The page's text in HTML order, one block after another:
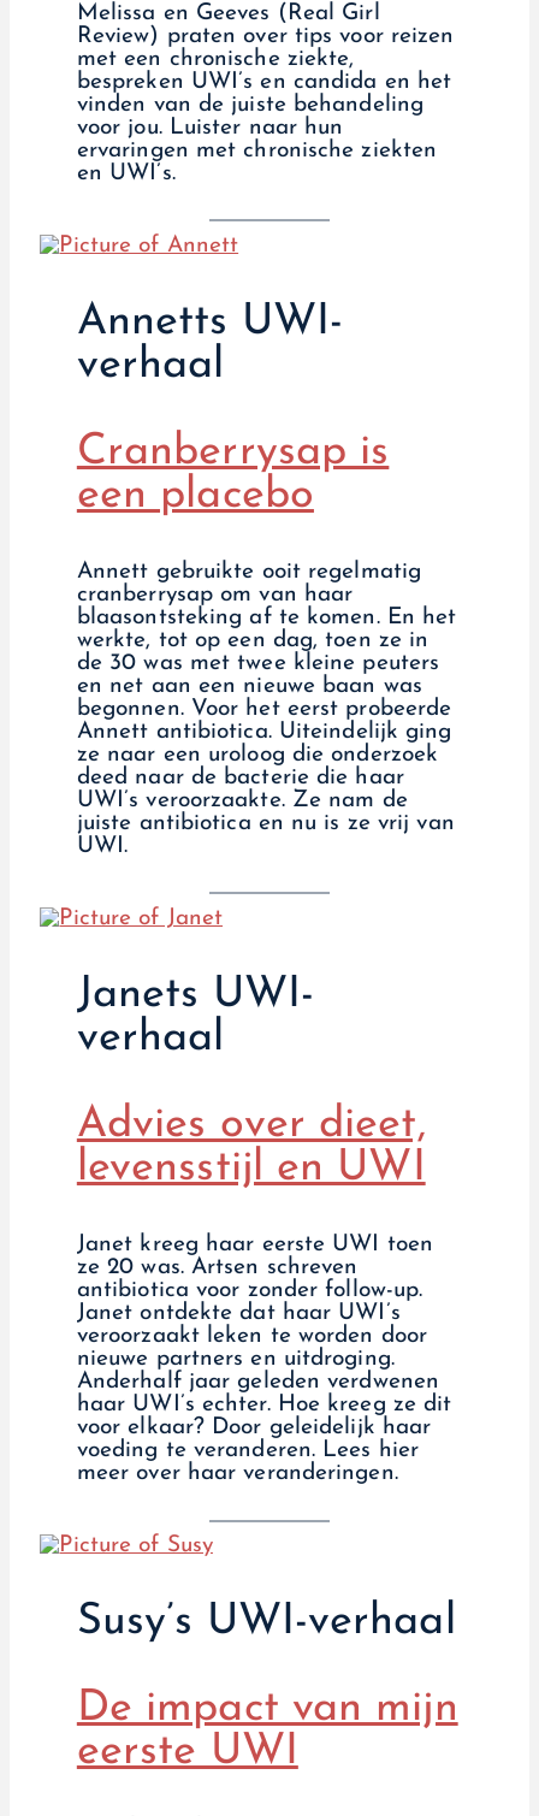
Melissa en Geeves (Real Girl
Review) praten over tips voor reizen
met een chronische ziekte,
bespreken UWI’s en candida en het
vinden van de juiste behandeling
voor jou. Luister naar hun
ervaringen met chronische ziekten
en UWI’s.
Annetts UWI-
verhaal
Cranberrysap is
een placebo
Annett gebruikte ooit regelmatig
cranberrysap om van haar
blaasontsteking af te komen. En het
werkte, tot op een dag, toen ze in
de 30 was met twee kleine peuters
en net aan een nieuwe baan was
begonnen. Voor het eerst probeerde
Annett antibiotica. Uiteindelijk ging
ze naar een uroloog die onderzoek
deed naar de bacterie die haar
UWI’s veroorzaakte. Ze nam de
juiste antibiotica en nu is ze vrij van
UWI.
Janets UWI-
verhaal
Advies over dieet,
levensstijl en UWI
Janet kreeg haar eerste UWI toen
ze 20 was. Artsen schreven
antibiotica voor zonder follow-up.
Janet ontdekte dat haar UWI’s
veroorzaakt leken te worden door
nieuwe partners en uitdroging.
Anderhalf jaar geleden verdwenen
haar UWI’s echter. Hoe kreeg ze dit
voor elkaar? Door geleidelijk haar
voeding te veranderen. Lees hier
meer over haar veranderingen.
Susy’s UWI-verhaal
De impact van mijn
eerste UWI